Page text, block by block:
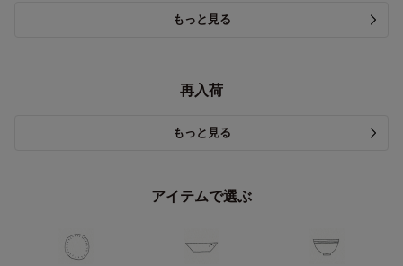
もっと見る
再入荷
もっと見る
アイテムで選ぶ